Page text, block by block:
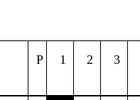
Р 1 2 3